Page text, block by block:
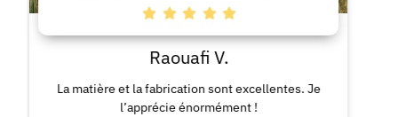
Raouafi V.
matière et la fabrication sont excellentes. Je
l’apprécie énormément !